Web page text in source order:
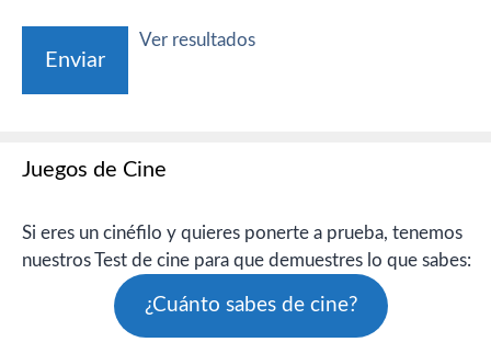
Ver resultados
Juegos de Cine
Si eres un cinéfilo y quieres ponerte a prueba, tenemos
nuestros Test de cine para que demuestres lo que sabes:
¿Cuánto sabes de cine?